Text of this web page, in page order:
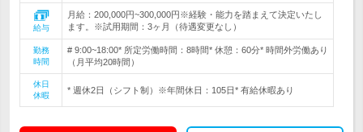
給与
月給：200,000円~300,000円※経験・能力を踏まえて決定いたし
ます。※試用期間：3ヶ月（待遇変更なし）
勤務
時間
# 9:00~18:00* 所定労働時間：8時間* 休憩：60分* 時間外労働あり
（月平均20時間）
休日
休暇
* 週休2日（シフト制）※年間休日：105日* 有給休暇あり